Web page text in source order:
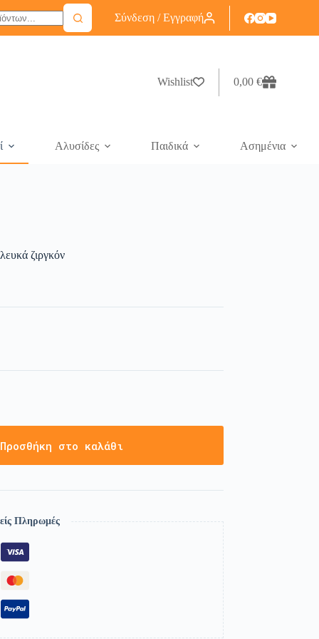
Σύνδεση / Εγγραφή
Wishlist 0,00 €
Αλυσίδες Παιδικά Ασημένια
ζιργκόν
Προσθήκη στο καλάθι
Πληρωμές